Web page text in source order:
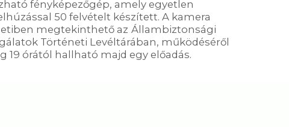
fényképezőgép, amely egyetlen
50 felvételt készített. A kamera
megtekinthető az Állambiztonsági
Történeti Levéltárában, működéséről
19 órától hallható majd egy előadás.